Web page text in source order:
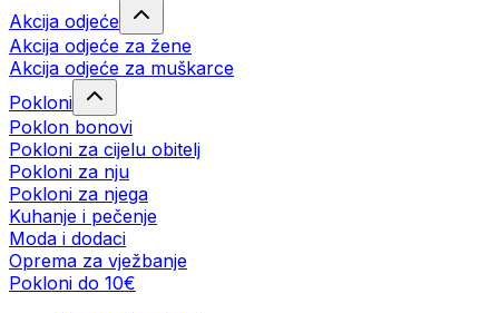
Akcija odjeće
Akcija odjeće za žene
Akcija odjeće za muškarce
Pokloni
Poklon bonovi
Pokloni za cijelu obitelj
Pokloni za nju
Pokloni za njega
Kuhanje i pečenje
Moda i dodaci
Oprema za vježbanje
Pokloni do 10€